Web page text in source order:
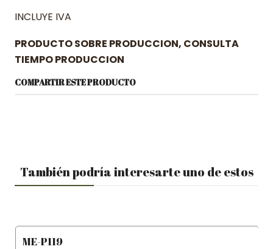
INCLUYE IVA
PRODUCTO SOBRE PRODUCCION, CONSULTA
TIEMPO PRODUCCION
COMPARTIR ESTE PRODUCTO
También podría interesarte uno de estos
ME-P119